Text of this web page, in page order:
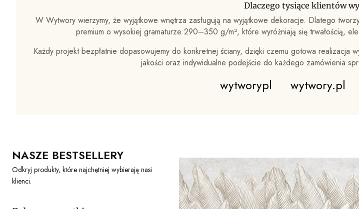
Dlaczego tysiące klientów
W Wytwory wierzymy, że wyjątkowe wnętrza zasługują na wyjątkowe dekoracje. Dlatego
premium o wysokiej gramaturze 290–350 g/m², które wyróżniają się trwałością,
Każdy projekt bezpłatnie dopasowujemy do konkretnej ściany, dzięki czemu gotowa realizacja
jakości oraz indywidualne podejście do każdego zamówienia
wytworypl wytwory.pl
NASZE BESTSELLERY
Odkryj produkty, które najchętniej wybierają nasi
klienci.